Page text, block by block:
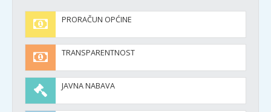
PRORAČUN OPĆINE
TRANSPARENTNOST
JAVNA NABAVA